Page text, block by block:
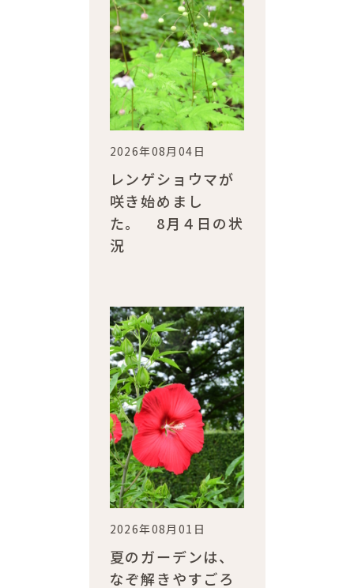
2026年08月04日
レンゲショウマが
咲き始めまし
た。 8月４日の状
況
2026年08月01日
夏のガーデンは、
なぞ解きやすごろ